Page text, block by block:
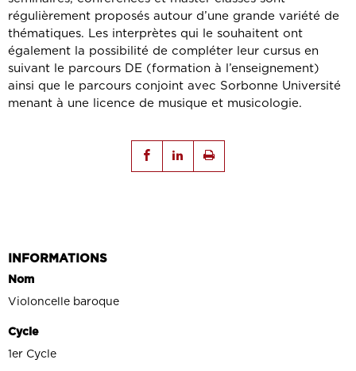
régulièrement proposés autour d’une grande variété de
thématiques. Les interprètes qui le souhaitent ont
également la possibilité de compléter leur cursus en
suivant le parcours DE (formation à l’enseignement)
ainsi que le parcours conjoint avec Sorbonne Université
menant à une licence de musique et musicologie.
INFORMATIONS
Nom
Violoncelle baroque
Cycle
1er Cycle